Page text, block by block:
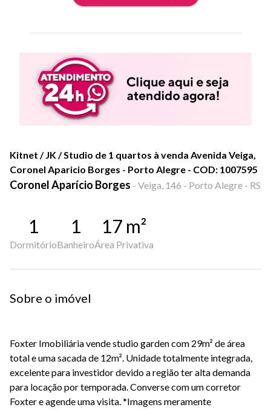
Kitnet / JK / Studio de 1 quartos à venda Avenida Veiga,
Coronel Aparicio Borges - Porto Alegre - COD: 1007595
Coronel Aparício Borges - Veiga, 146 - Porto Alegre - RS
1
Dormitório
1
Banheiro
17 m²
Área Privativa
Sobre o imóvel
Foxter Imobiliária vende studio garden com 29m² de área
total e uma sacada de 12m². Unidade totalmente integrada,
excelente para investidor devido a região ter alta demanda
para locação por temporada. Converse com um corretor
Foxter e agende uma visita. *Imagens meramente